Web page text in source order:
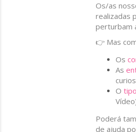
Os/as
realizadas
perturbam
👉 Mas
Os
As
O
Poderá
de ajuda